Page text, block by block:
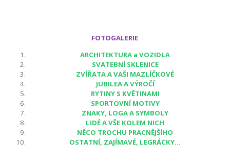
FOTOGALERIE
ARCHITEKTURA a VOZIDLA
SVATEBNÍ SKLENICE
ZVÍŘATA A VAŠI MAZLÍČKOVÉ
JUBILEA A VÝROČÍ
RYTINY S KVĚTINAMI
SPORTOVNÍ MOTIVY
ZNAKY, LOGA A SYMBOLY
LIDÉ A VŠE KOLEM NICH
NĚCO TROCHU PRACNĚJŠÍHO
OSTATNÍ, ZAJÍMAVÉ, LEGRÁCKY...